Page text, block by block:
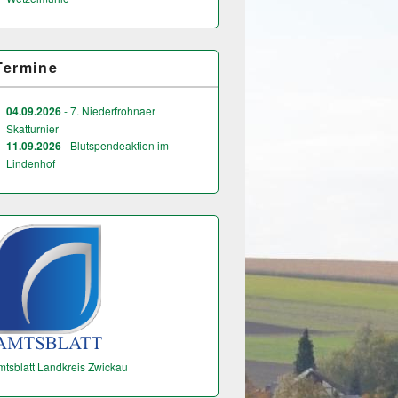
04.09.2026- 7. Niederfrohnaer
Skatturnier
11.09.2026- Blutspendeaktion im
Lindenhof
Landkreis Zwickau